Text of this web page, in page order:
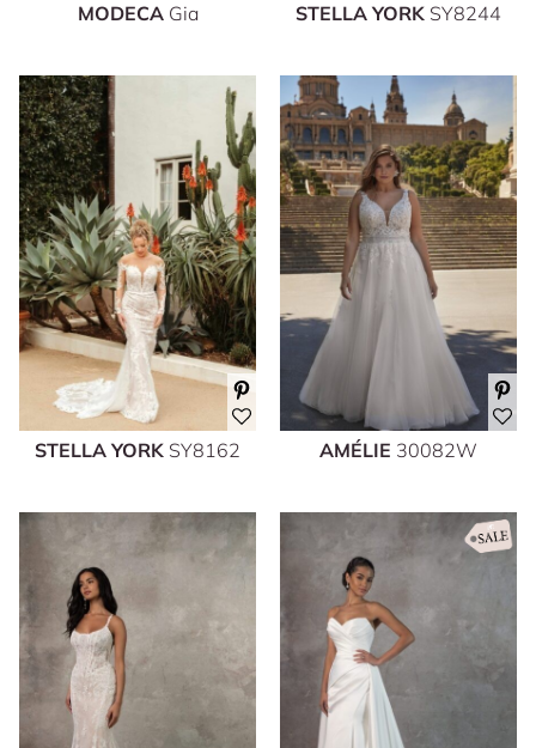
MODECA Gia STELLA YORK SY8244
STELLA YORK SY8162 AMÉLIE 30082W